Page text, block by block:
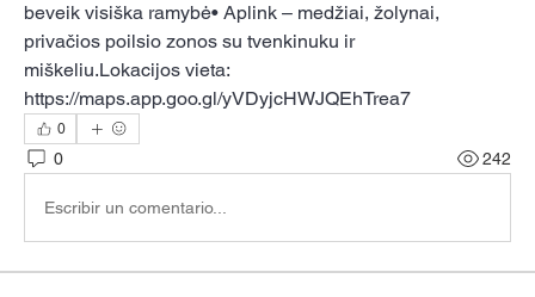
beveik visiška ramybė• Aplink – medžiai, žolynai,
privačios poilsio zonos su tvenkinuku ir
https://maps.app.goo.gl/yVDyjcHWJQEhTrea7
0
0 242
Escribir un comentario...